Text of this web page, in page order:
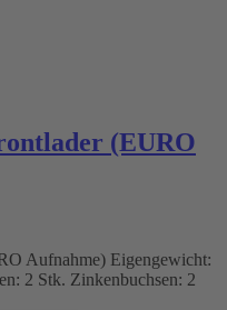
(EURO
Aufnahme) Eigengewicht:
2 Stk. Zinkenbuchsen: 2